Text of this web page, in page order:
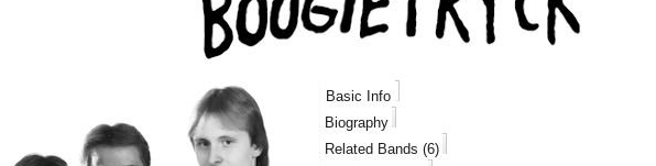
Basic Info
Biography
Related Bands (6)